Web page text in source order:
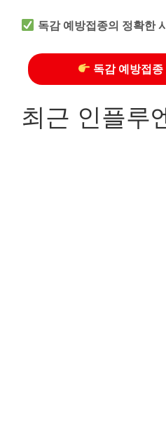
독감 예방접종의 정확한
독감 예방접종
최근 인플루